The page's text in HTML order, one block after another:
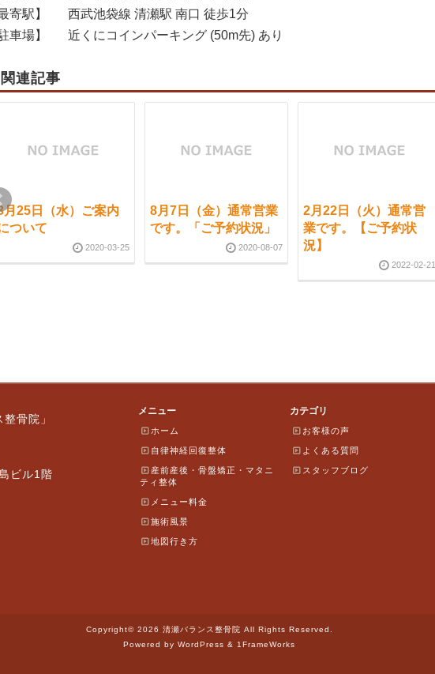
寄駅】
西武池袋線 清瀬駅 南口 徒歩1分
車場】
近くにコインパーキング (50m先) あり
関連記事
月25日（水）ご案内
ついて
2020-03-25
8月7日（金）通常営業
です。「ご予約状況」
2020-08-07
2月22日（火）通常営
業です。【ご予約状
況】
2022-02-21
骨院」
ビル1階
メニュー
ホーム
自律神経回復整体
産前産後・骨盤矯正・マタニ
ティ整体
メニュー料金
施術風景
地図行き方
カテゴリ
お客様の声
よくある質問
スタッフブログ
Copyright© 2026 清瀬バランス整骨院 All Rights Reserved.
Powered by WordPress & 1FrameWorks